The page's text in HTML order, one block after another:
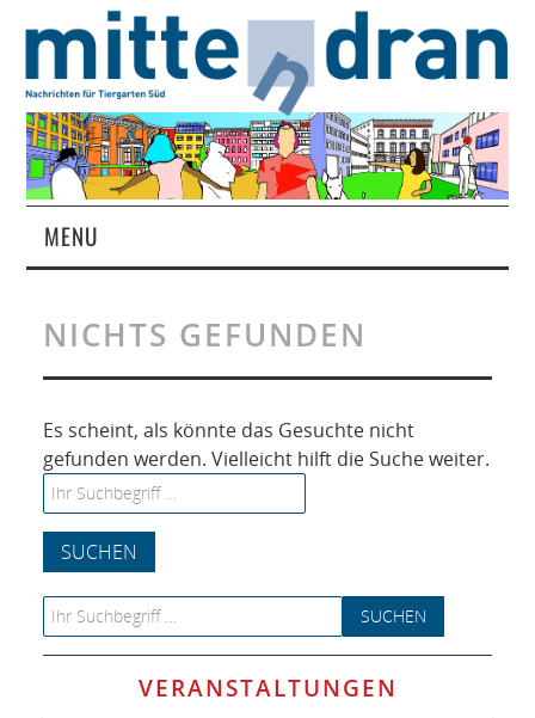
MENU
MAGAZIN
ÜBER UNS
RUBRIKEN
NETZWERK
SPONSORING
KONTAKT
NICHTS GEFUNDEN
Es scheint, als könnte das Gesuchte nicht
gefunden werden. Vielleicht hilft die Suche weiter.
Search for:
Search for:
VERANSTALTUNGEN